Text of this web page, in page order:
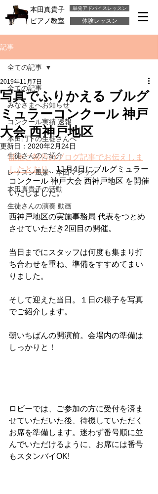
単発アドバイスレッスン
本田真貴子
ピアノ教室
体験レッスン
記事
全ての記事
みなさまへお知らせ
コンクール実績 速報
本田門下の生徒さんへ
生徒さんのご紹介
レッスン風景・本田マジック
本田真貴子の活動
生徒さんの演奏 動画
全ての記事
写真でふりかえる ブルグ
ミュラーコンクール 神戸
大会 西神戸地区
2019年11月7日
更新日： 2020年2月24日
開催ご報告のブログ記事でお伝えしま
したとおり 、11月4日にブルグミュラー
コンクール 神戸大会 西神戸地区 を開催
いたしました。
西神戸地区の実施事務局 代表をつとめ
させていただき2回目の開催。
当日までにスタッフは何度も集まり打
ち合わせを重ね、準備をすすめてまい
りました。
そして迎えた当日。１日の様子を写真
でご紹介します。
朝いちばんの開演前。会場内の準備は
しっかりと！
ロビーでは、ご参加の方に受付を済ま
せていただいた後、待機していただく
お席を準備します。迷わず番号順に並
んでいただけるように、お席には番号
もスタンバイOK!